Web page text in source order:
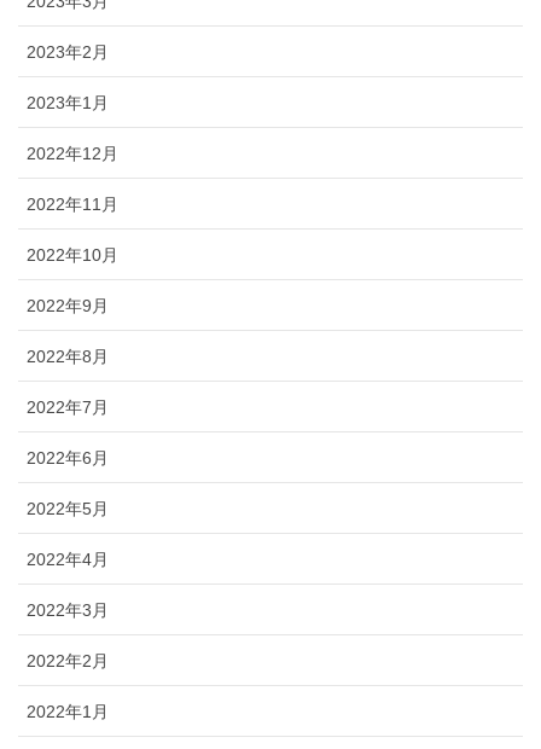
2023年2月
2023年1月
2022年12月
2022年11月
2022年10月
2022年9月
2022年8月
2022年7月
2022年6月
2022年5月
2022年4月
2022年3月
2022年2月
2022年1月